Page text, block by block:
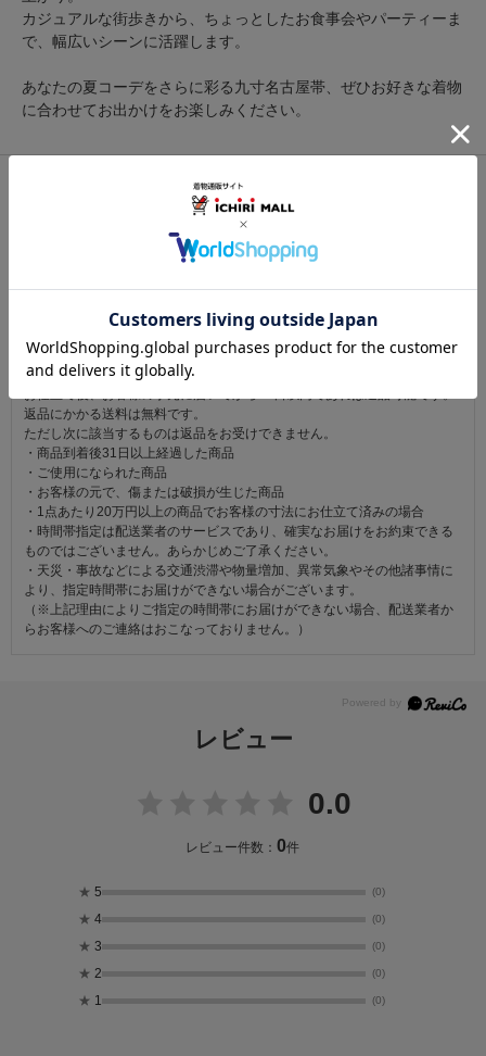
カジュアルな街歩きから、ちょっとしたお食事会やパーティーま
で、幅広いシーンに活躍します。
あなたの夏コーデをさらに彩る九寸名古屋帯、ぜひお好きな着物
に合わせてお出かけをお楽しみください。
九寸
この商品を見た人は
注意事項
返品にかかる送料は無料です。
ただし次に該当するものは返品をお受けできません。
・商品到着後31日以上経過した商品
・ご使用になられた商品
・お客様の元で、傷または破損が生じた商品
・1点あたり20万円以上の商品でお客様の寸法にお仕立て済みの場合
・時間帯指定は配送業者のサービスであり、確実なお届けをお約束できる
ものではございません。あらかじめご了承ください。
・天災・事故などによる交通渋滞や物量増加、異常気象やその他諸事情に
より、指定時間帯にお届けができない場合がございます。
（※上記理由によりご指定の時間帯にお届けができない場合、配送業者か
らお客様へのご連絡はおこなっておりません。）
レビュー
0.0
レビュー件数：0件
★ 5 (0)
★ 4 (0)
★ 3 (0)
★ 2 (0)
★ 1 (0)